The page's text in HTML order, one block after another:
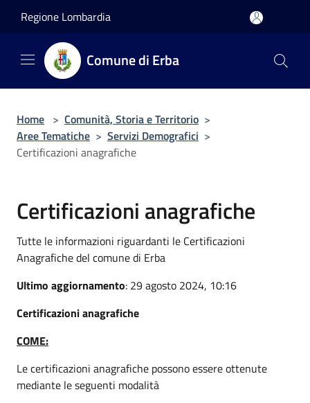
Regione Lombardia
Comune di Erba
Home > Comunità, Storia e Territorio >
Aree Tematiche > Servizi Demografici >
Certificazioni anagrafiche
Certificazioni anagrafiche
Tutte le informazioni riguardanti le Certificazioni
Anagrafiche del comune di Erba
Ultimo aggiornamento: 29 agosto 2024, 10:16
Certificazioni anagrafiche
COME:
Le certificazioni anagrafiche possono essere ottenute
mediante le seguenti modalità